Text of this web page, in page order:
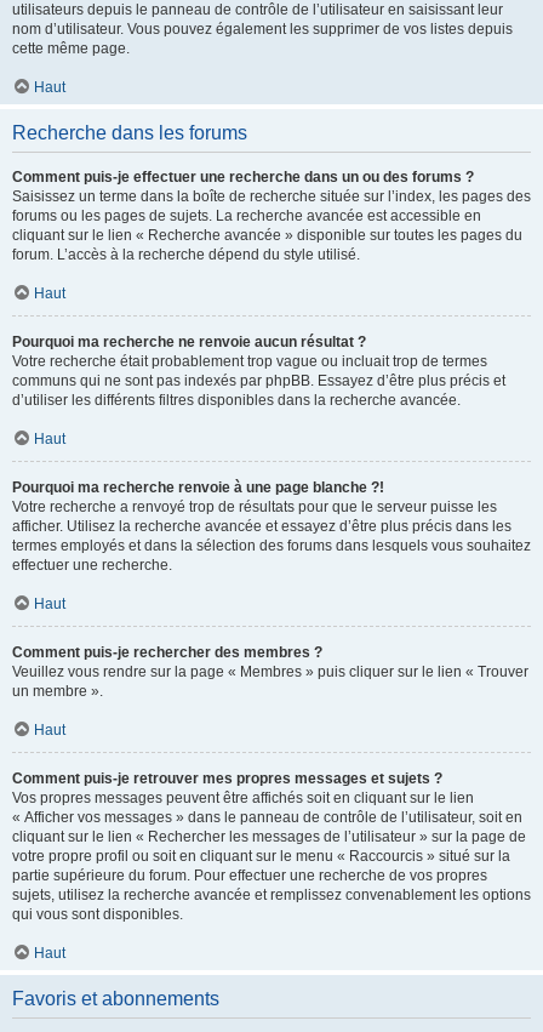
utilisateurs depuis le panneau de contrôle de l’utilisateur en saisissant leur
nom d’utilisateur. Vous pouvez également les supprimer de vos listes depuis
cette même page.
Haut
Recherche dans les forums
Comment puis-je effectuer une recherche dans un ou des forums ?
Saisissez un terme dans la boîte de recherche située sur l’index, les pages des
forums ou les pages de sujets. La recherche avancée est accessible en
cliquant sur le lien « Recherche avancée » disponible sur toutes les pages du
forum. L’accès à la recherche dépend du style utilisé.
Haut
Pourquoi ma recherche ne renvoie aucun résultat ?
Votre recherche était probablement trop vague ou incluait trop de termes
communs qui ne sont pas indexés par phpBB. Essayez d’être plus précis et
d’utiliser les différents filtres disponibles dans la recherche avancée.
Haut
Pourquoi ma recherche renvoie à une page blanche ?!
Votre recherche a renvoyé trop de résultats pour que le serveur puisse les
afficher. Utilisez la recherche avancée et essayez d’être plus précis dans les
termes employés et dans la sélection des forums dans lesquels vous souhaitez
effectuer une recherche.
Haut
Comment puis-je rechercher des membres ?
Veuillez vous rendre sur la page « Membres » puis cliquer sur le lien « Trouver
un membre ».
Haut
Comment puis-je retrouver mes propres messages et sujets ?
Vos propres messages peuvent être affichés soit en cliquant sur le lien
« Afficher vos messages » dans le panneau de contrôle de l’utilisateur, soit en
cliquant sur le lien « Rechercher les messages de l’utilisateur » sur la page de
votre propre profil ou soit en cliquant sur le menu « Raccourcis » situé sur la
partie supérieure du forum. Pour effectuer une recherche de vos propres
sujets, utilisez la recherche avancée et remplissez convenablement les options
qui vous sont disponibles.
Haut
Favoris et abonnements